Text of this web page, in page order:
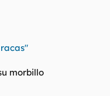
morbillo